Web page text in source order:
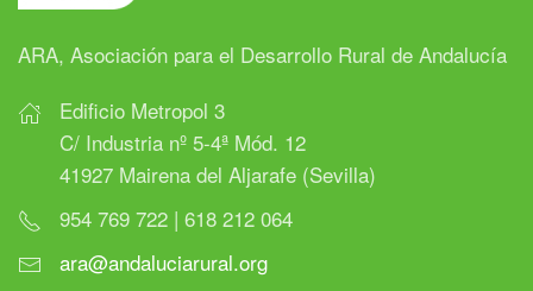
ARA, Asociación para el Desarrollo Rural de Andalucía
Edificio Metropol 3
C/ Industria nº 5-4ª Mód. 12
41927 Mairena del Aljarafe (Sevilla)
954 769 722 | 618 212 064
ara@andaluciarural.org